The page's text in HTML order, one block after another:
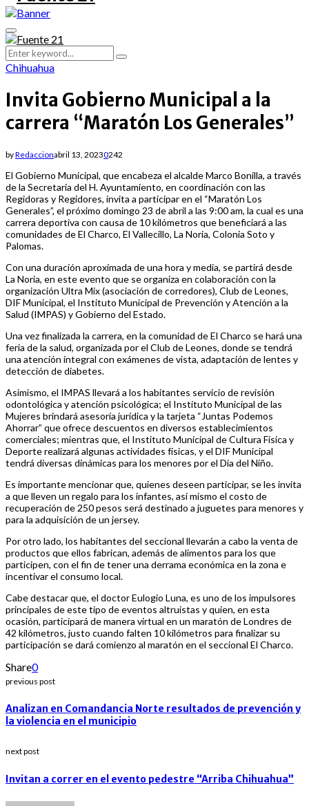
Primary
Menu
Search
for:
Search
Chihuahua
Invita Gobierno Municipal a la
carrera “Maratón Los Generales”
byRedaccionabril 13, 20230242
El Gobierno Municipal, que encabeza el alcalde Marco Bonilla, a través
de la Secretaría del H. Ayuntamiento, en coordinación con las
Regidoras y Regidores, invita a participar en el “Maratón Los
Generales”, el próximo domingo 23 de abril a las 9:00 am, la cual es una
carrera deportiva con causa de 10 kilómetros que beneficiará a las
comunidades de El Charco, El Vallecillo, La Noria, Colonia Soto y
Palomas.
Con una duración aproximada de una hora y media, se partirá desde
La Noria, en este evento que se organiza en colaboración con la
organización Ultra Mix (asociación de corredores), Club de Leones,
DIF Municipal, el Instituto Municipal de Prevención y Atención a la
Salud (IMPAS) y Gobierno del Estado.
Una vez finalizada la carrera, en la comunidad de El Charco se hará una
feria de la salud, organizada por el Club de Leones, donde se tendrá
una atención integral con exámenes de vista, adaptación de lentes y
detección de diabetes.
Asimismo, el IMPAS llevará a los habitantes servicio de revisión
odontológica y atención psicológica; el Instituto Municipal de las
Mujeres brindará asesoría jurídica y la tarjeta “Juntas Podemos
Ahorrar” que ofrece descuentos en diversos establecimientos
comerciales; mientras que, el Instituto Municipal de Cultura Física y
Deporte realizará algunas actividades físicas, y el DIF Municipal
tendrá diversas dinámicas para los menores por el Dia del Niño.
Es importante mencionar que, quienes deseen participar, se les invita
a que lleven un regalo para los infantes, así mismo el costo de
recuperación de 250 pesos será destinado a juguetes para menores y
para la adquisición de un jersey.
Por otro lado, los habitantes del seccional llevarán a cabo la venta de
productos que ellos fabrican, además de alimentos para los que
participen, con el fin de tener una derrama económica en la zona e
incentivar el consumo local.
Cabe destacar que, el doctor Eulogio Luna, es uno de los impulsores
principales de este tipo de eventos altruistas y quien, en esta
ocasión, participará de manera virtual en un maratón de Londres de
42 kilómetros, justo cuando falten 10 kilómetros para finalizar su
participación se dará comienzo al maratón en el seccional El Charco.
Share0
previous post
Analizan en Comandancia Norte resultados de prevención y
la violencia en el municipio
next post
Invitan a correr en el evento pedestre “Arriba Chihuahua”